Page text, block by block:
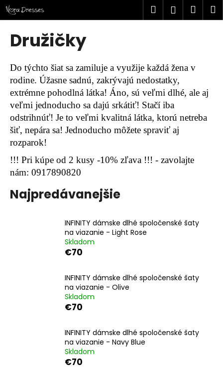
Prejsť
na
obsah
Hľadať
Družičky
Do týchto šiat sa zamiluje a využije každá žena v
rodine. Úžasne sadnú, zakrývajú nedostatky,
extrémne pohodlná látka! Áno, sú veľmi dlhé, ale aj
veľmi jednoducho sa dajú srkátiť! Stačí iba
odstrihnúť! Je to veľmi kvalitná látka, ktorú netreba
šiť, nepára sa! Jednoducho môžete spraviť aj
rozparok!
!!! Pri kúpe od 2 kusy -10% zľava !!! - zavolajte
nám: 0917890820
Najpredávanejšie
INFINITY dámske dlhé spoločenské šaty
na viazanie - Light Rose
Skladom
€70
INFINITY dámske dlhé spoločenské šaty
na viazanie - Olive
Skladom
€70
INFINITY dámske dlhé spoločenské šaty
na viazanie - Navy Blue
Skladom
€70
K
o
o
p
o
t
r
e
b
u
j
t
HĽADAŤ